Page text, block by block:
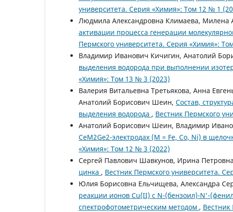
университета. Серия «Химия»: Том 12 № 1
Людмила Александровна Климаева, Милена
активации процесса генерации
Пермского университета. Серия «Химия»:
Владимир Иванович Кичигин, Анатолий
выделения водорода при выполнении
«Химия»: Том 13 № 3 (2023)
Валерия Витальевна Третьякова, Анна
Анатолий Борисович Шеин, Состав,
выделения водорода , Вестник Пермского
Анатолий Борисович Шеин, Владимир
CeM2Ge2-электродах (M = Fe, Co, Ni) в
«Химия»: Том 12 № 3 (2022)
Сергей Павлович Шавкунов, Ирина
цинка , Вестник Пермского университета.
Юлия Борисовна Ельчищева, Александра
реакции ионов Cu(II) с N-(бензоил)-N'-
спектрофотометрическим методом ,